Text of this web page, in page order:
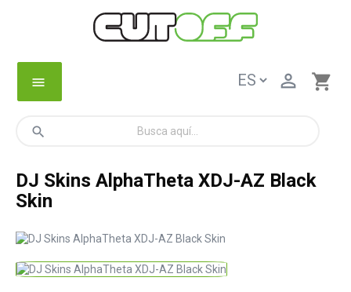
menu shopping_cart

search
DJ Skins AlphaTheta XDJ-AZ Black
Skin